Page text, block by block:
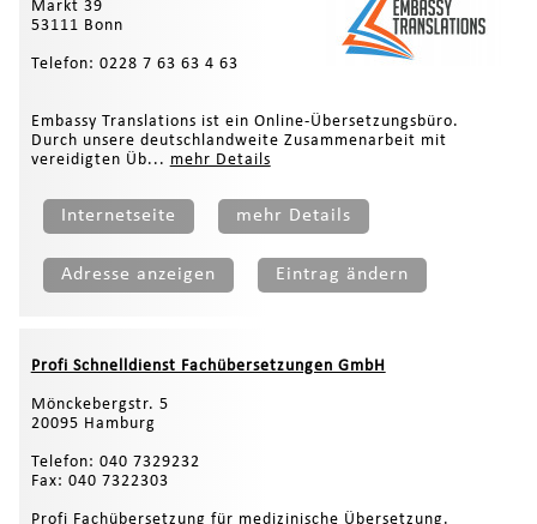
Markt 39
53111 Bonn
Telefon: 0228 7 63 63 4 63
Embassy Translations ist ein Online-Übersetzungsbüro.
Durch unsere deutschlandweite Zusammenarbeit mit
vereidigten Üb... mehr Details
Internetseite mehr Details
Adresse anzeigen Eintrag ändern
Profi Schnelldienst Fachübersetzungen GmbH
Mönckebergstr. 5
20095 Hamburg
Telefon: 040 7329232
Fax: 040 7322303
Profi Fachübersetzung für medizinische Übersetzung.